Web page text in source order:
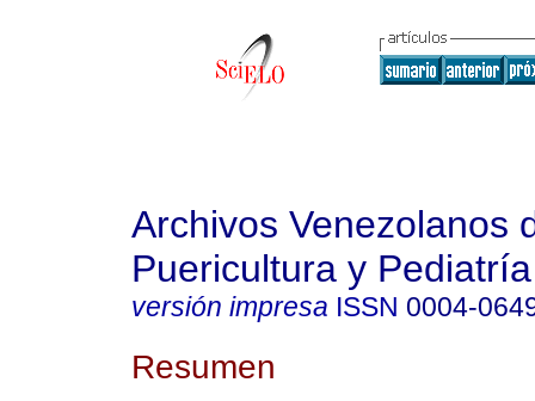
Archivos Venezolanos
Puericultura y Pediatría
versión impresa ISSN 0004-
Resumen